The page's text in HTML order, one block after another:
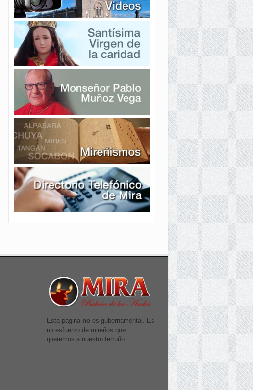
Esta página no es gubernamental. Es
un esfuerzo de mireños que
queremos a nuestro terruño.